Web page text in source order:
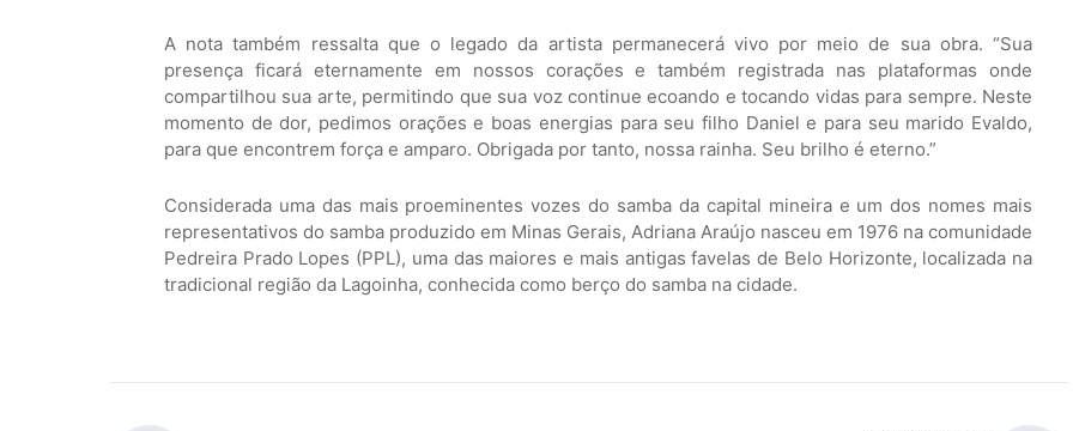
A nota também ressalta que o legado da artista permanecerá vivo por meio de sua obra. “Sua
presença ficará eternamente em nossos corações e também registrada nas plataformas onde
compartilhou sua arte, permitindo que sua voz continue ecoando e tocando vidas para sempre. Neste
momento de dor, pedimos orações e boas energias para seu filho Daniel e para seu marido Evaldo,
para que encontrem força e amparo. Obrigada por tanto, nossa rainha. Seu brilho é eterno.”
Considerada uma das mais proeminentes vozes do samba da capital mineira e um dos nomes mais
representativos do samba produzido em Minas Gerais, Adriana Araújo nasceu em 1976 na comunidade
Pedreira Prado Lopes (PPL), uma das maiores e mais antigas favelas de Belo Horizonte, localizada na
tradicional região da Lagoinha, conhecida como berço do samba na cidade.